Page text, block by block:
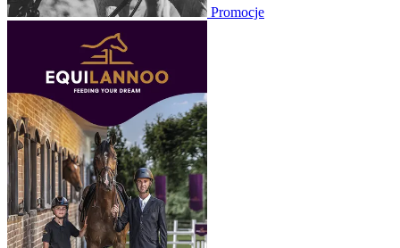
Promocje